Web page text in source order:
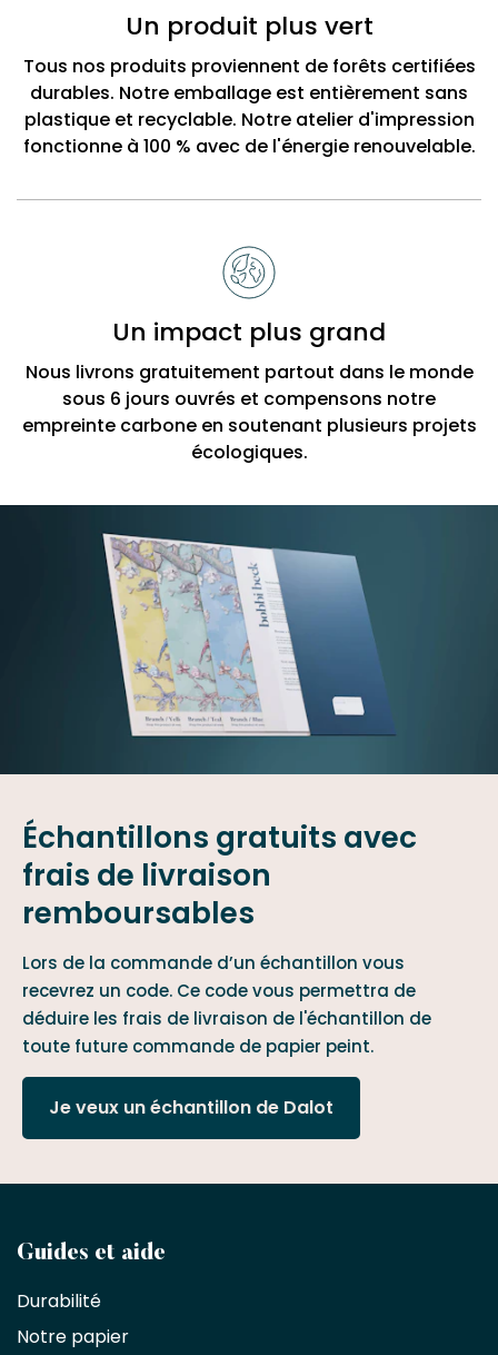
Un produit plus vert
Tous nos produits proviennent de forêts certifiées
durables. Notre emballage est entièrement sans
plastique et recyclable. Notre atelier d'impression
fonctionne à 100 % avec de l'énergie renouvelable.
Un impact plus grand
Nous livrons gratuitement partout dans le monde
sous 6 jours ouvrés et compensons notre
empreinte carbone en soutenant plusieurs projets
écologiques.
Échantillons gratuits avec
frais de livraison
remboursables
Lors de la commande d’un échantillon vous
recevrez un code. Ce code vous permettra de
déduire les frais de livraison de l'échantillon de
toute future commande de papier peint.
Je veux un échantillon de Dalot
Devenez
partenaire
commercial
Guides et aide
Durabilité
Notre papier